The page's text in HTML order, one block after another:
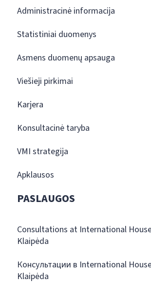
Administracinė informacija
Statistiniai duomenys
Asmens duomenų apsauga
Viešieji pirkimai
Karjera
Konsultacinė taryba
VMI strategija
Apklausos
PASLAUGOS
Consultations at International
Klaipėda
Консультации в International
Klaipėda